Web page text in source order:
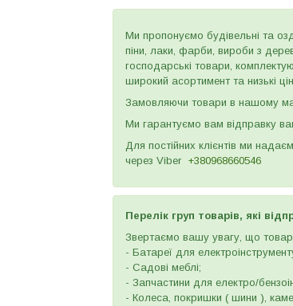
Ми пропонуємо будівельні та
піни, лаки, фарби, вироби з
господарські товари,
широкий асортимент та низькі
Замовляючи товари в нашому
Ми гарантуємо вам відправку
Для постійних клієнтів ми
через Viber +380968660546
Перелік груп товарів, які
Звертаємо вашу увагу, що
- Батареї для
- Садові меблі;
- Запчастини для електро/
- Колеса, покришки ( шини ),